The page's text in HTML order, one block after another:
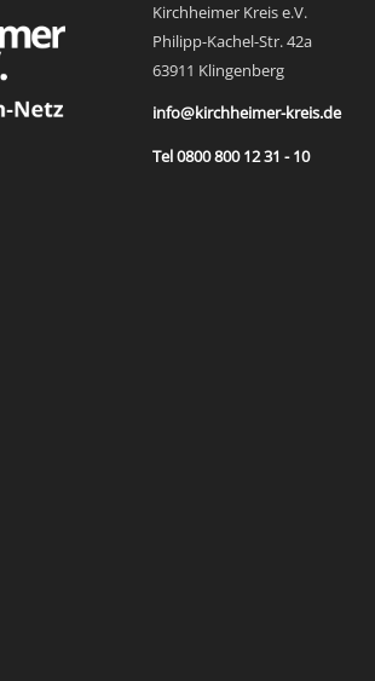
Kirchheimer Kreis e.V.
Philipp-Kachel-Str. 42a
63911 Klingenberg
info@kirchheimer-kreis.de
Tel 0800 800 12 31 - 10